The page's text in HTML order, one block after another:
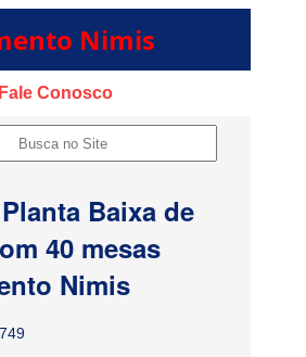
Nimis
Fale Conosco
Baixa de
40 mesas
Nimis